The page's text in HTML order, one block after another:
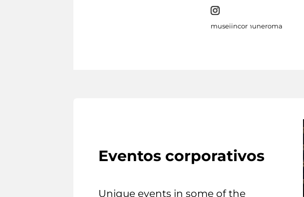
museiincomuneroma
Eventos corporativos
Unique events in some of the